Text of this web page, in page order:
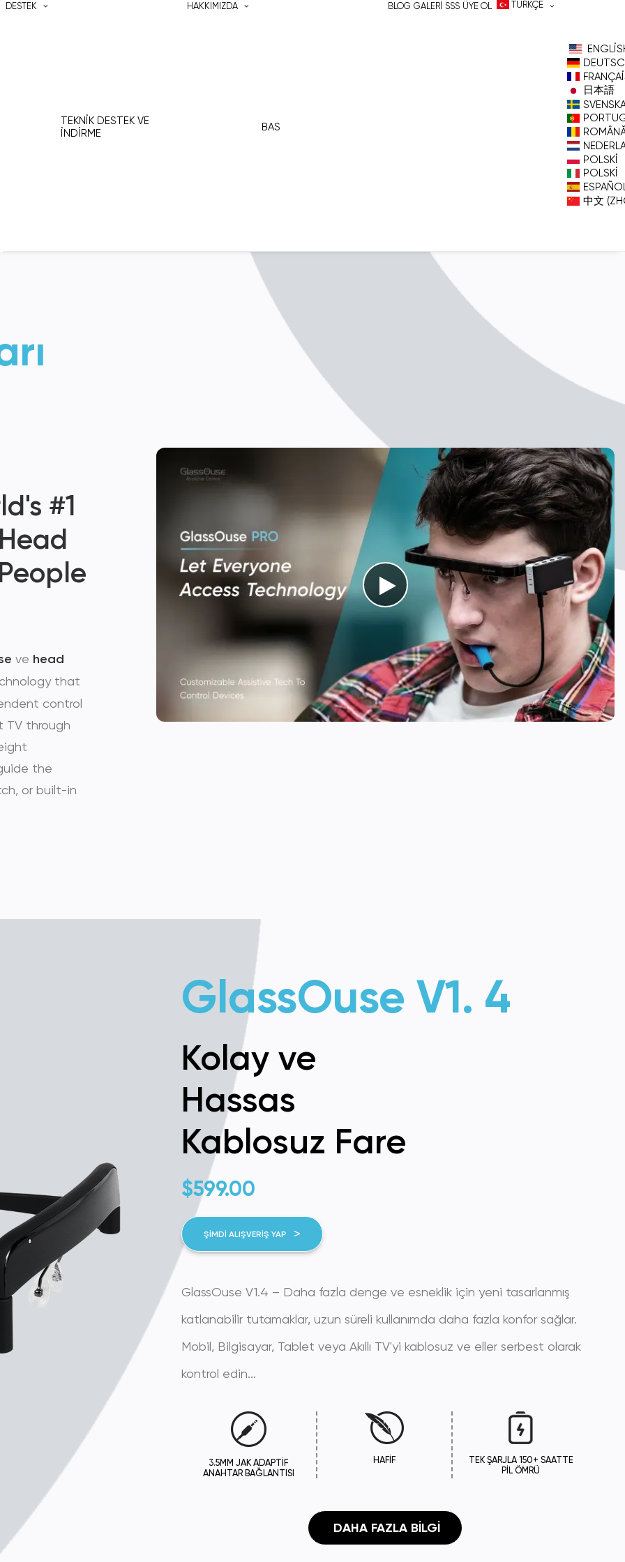
DESTEK
TEKNIK DESTEK VE
İNDIRME
HAKKIMIZDA
BAS
BLOG GALERI SSS ÜYE OL TÜRKÇE
日本語
POLSKI
POLSKI
中文
#1
ve head
that
control
TV through
the
or built-in
GlassOuse V1. 4
Kolay ve
Hassas
Kablosuz Fare
$599.00
ANAHTAR BAĞLANTISI
PIL ÖMRÜ
DAHA FAZLA BILGI